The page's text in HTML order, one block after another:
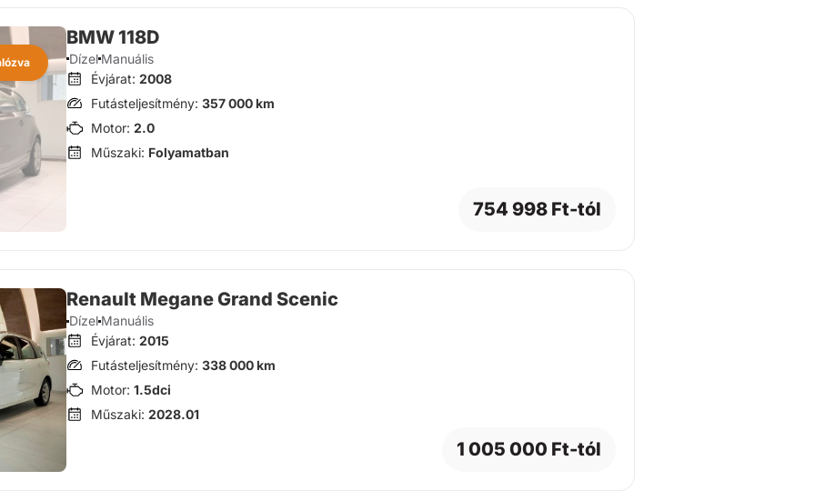
BMW 118D
DízelManuális
Évjárat:2008
Futásteljesítmény:357 000 km
Motor:2.0
Műszaki: Folyamatban
754 998 Ft-tól
Renault Megane Grand Scenic
DízelManuális
Évjárat:2015
Futásteljesítmény:338 000 km
Motor:1.5dci
Műszaki:2028.01
1 005 000 Ft-tól